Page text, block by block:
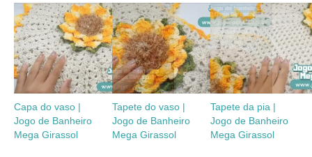
Capa do vaso |
Jogo de Banheiro
Mega Girassol
Tapete do vaso |
Jogo de Banheiro
Mega Girassol
Tapete da pia |
Jogo de Banheiro
Mega Girassol